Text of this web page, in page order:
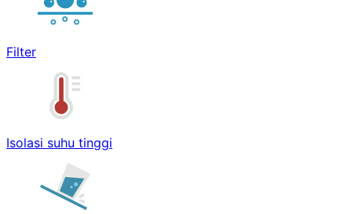
Filter
Isolasi suhu tinggi